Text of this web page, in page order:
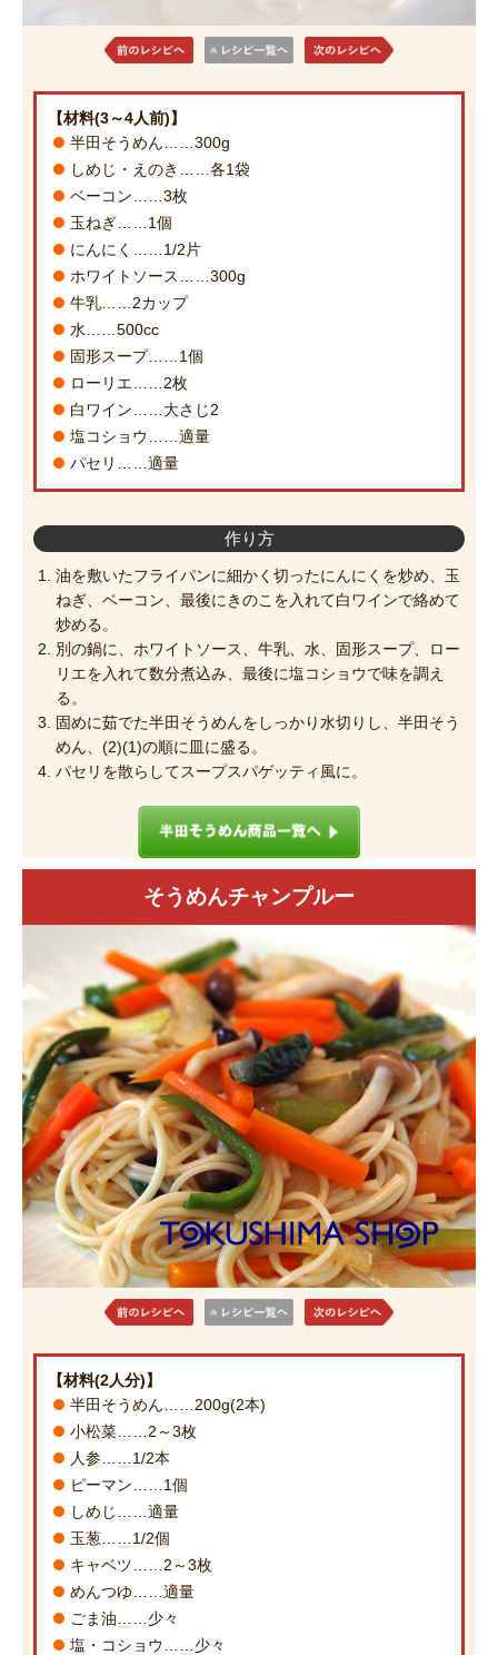
【材料(3～4人前)】
半田そうめん……300g
しめじ・えのき……各1袋
ベーコン……3枚
玉ねぎ……1個
にんにく……1/2片
ホワイトソース……300g
牛乳……2カップ
水……500cc
固形スープ……1個
ローリエ……2枚
白ワイン……大さじ2
塩コショウ……適量
パセリ……適量
作り方
油を敷いたフライパンに細かく切ったにんにくを炒め、玉
ねぎ、ベーコン、最後にきのこを入れて白ワインで絡めて
炒める。
別の鍋に、ホワイトソース、牛乳、水、固形スープ、ロー
リエを入れて数分煮込み、最後に塩コショウで味を調え
る。
固めに茹でた半田そうめんをしっかり水切りし、半田そう
めん、(2)(1)の順に皿に盛る。
パセリを散らしてスープスパゲッティ風に。
そうめんチャンプルー
【材料(2人分)】
半田そうめん……200g(2本)
小松菜……2～3枚
人参……1/2本
ピーマン……1個
しめじ……適量
玉葱……1/2個
キャベツ……2～3枚
めんつゆ……適量
ごま油……少々
塩・コショウ……少々